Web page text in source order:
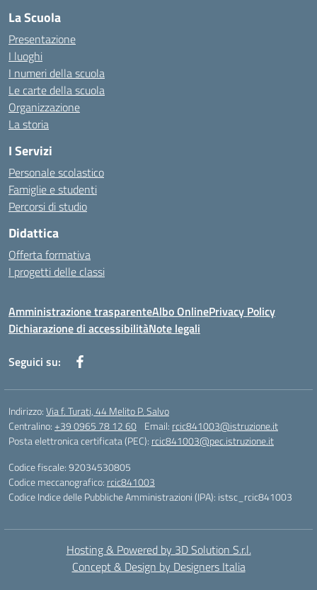
La Scuola
Presentazione
I luoghi
I numeri della scuola
Le carte della scuola
Organizzazione
La storia
I Servizi
Personale scolastico
Famiglie e studenti
Percorsi di studio
Didattica
Offerta formativa
I progetti delle classi
Amministrazione trasparenteAlbo OnlinePrivacy Policy
Dichiarazione di accessibilitàNote legali
Seguici su:
Indirizzo:Via f. Turati, 44 Melito P. Salvo
Centralino:+39 0965 78 12 60 Email: rcic841003@istruzione.it
Posta elettronica certificata (PEC): rcic841003@pec.istruzione.it
Codice fiscale: 92034530805
Codice meccanografico: rcic841003
Codice Indice delle Pubbliche Amministrazioni (IPA): istsc_rcic841003
Hosting & Powered by 3D Solution S.r.l.
Concept & Design by Designers Italia